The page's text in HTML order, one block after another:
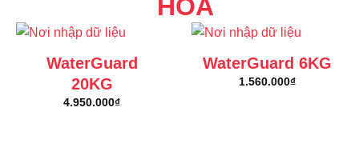
WaterGuard
20KG
4.950.000₫
WaterGuard 6KG
1.560.000₫